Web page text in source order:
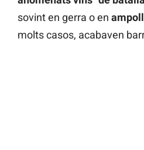
sovint en gerra o en
molts casos, acabaven